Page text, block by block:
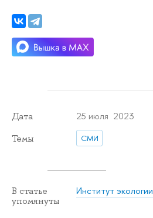
Дата 25 июля 2023
Темы СМИ
В статье
упомянуты
Институт экологии